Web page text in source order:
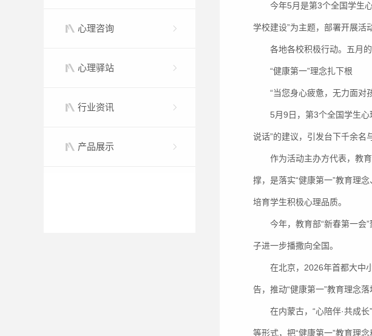
心理咨询
心理驿站
行业资讯
产品展示
今年5月是第3个全国学生
学校建设”为主题，部署开展活
各地各校积极行动。五月
“健康第一”理念扎下根
“当您身心疲惫，无力面
5月9日，第3个全国学生
说话”的建议，引发台下千余名
作为活动主办方代表，教
撑，是落实“健康第一”教育理
培育学生积极心理品质。
今年，教育部“新春第一会
子进一步播撒向全国。
在北京，2026年首都大中
告，推动“健康第一”教育理念落
在内蒙古，“心陪伴·共成
等形式，把“健康第一”教育理